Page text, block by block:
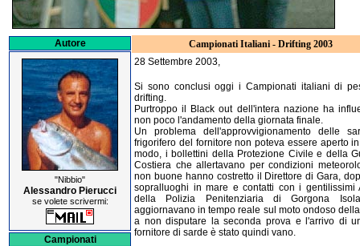
Autore
"Nibbio"
Alessandro Pierucci
se volete scrivermi:
Campionati
Campionati Italiani - Drifting 2003
28 Settembre 2003,
Si sono conclusi oggi i Campionati italiani di
drifting.
Purtroppo il Black out dell'intera nazione ha
non poco l'andamento della giornata finale.
Un problema dell'approvvigionamento delle
frigorifero del fornitore non poteva essere aperto
modo, i bollettini della Protezione Civile e della
Costiera che allertavano per condizioni
non buone hanno costretto il Direttore di Gara,
sopralluoghi in mare e contatti con i gentilissimi
della Polizia Penitenziaria di Gorgona
aggiornavano in tempo reale sul moto ondoso
a non disputare la seconda prova e l'arrivo di
fornitore di sarde è stato quindi vano.